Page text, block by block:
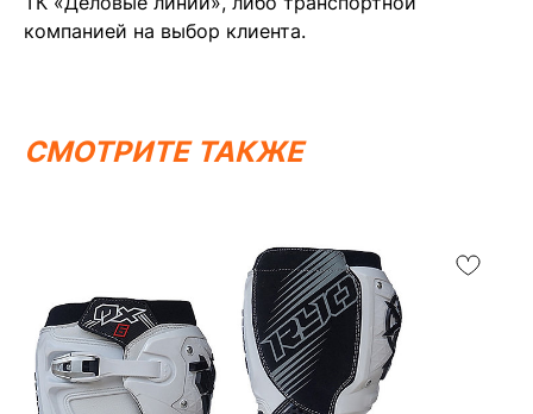
компанией на выбор клиента.
СМОТРИТЕ ТАКЖЕ